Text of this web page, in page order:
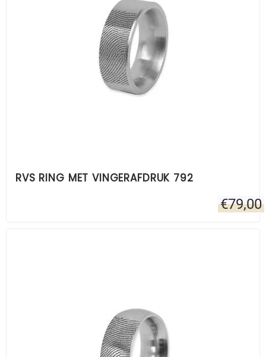
RVS RING MET VINGERAFDRUK 792
€79,00